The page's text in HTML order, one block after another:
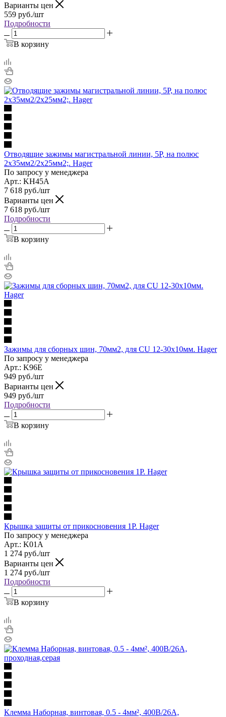
Варианты цен
559 руб./шт
Подробности
В корзину
Отводящие зажимы магистральной линии, 5P, на полюс
2x35мм2/2x25мм2;. Hager
По запросу у менеджера
Арт.: KH45A
7 618 руб./шт
Варианты цен
7 618 руб./шт
Подробности
В корзину
Зажимы для сборных шин, 70мм2, для CU 12-30x10мм. Hager
По запросу у менеджера
Арт.: K96E
949 руб./шт
Варианты цен
949 руб./шт
Подробности
В корзину
Крышка защиты от прикосновения 1Р. Hager
По запросу у менеджера
Арт.: K01A
1 274 руб./шт
Варианты цен
1 274 руб./шт
Подробности
В корзину
Клемма Наборная, винтовая, 0.5 - 4мм², 400В/26А,